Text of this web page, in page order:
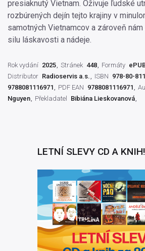
presiaknutý Vietnam. Oživuje ľudské
rozbúrených dejín tejto krajiny v
samotných Vietnamcov a zároveň
silu láskavosti a nádeje.
Rok vydání 2025 Stránek 448 Formáty
Distributor Radioservis a.s. ISBN 978-80-
9788081116971
PDF EAN 9788081116971
Nguyen
Překladatel Bibiána Lieskovanová
LETNÍ SLEVY CD A KNIH!